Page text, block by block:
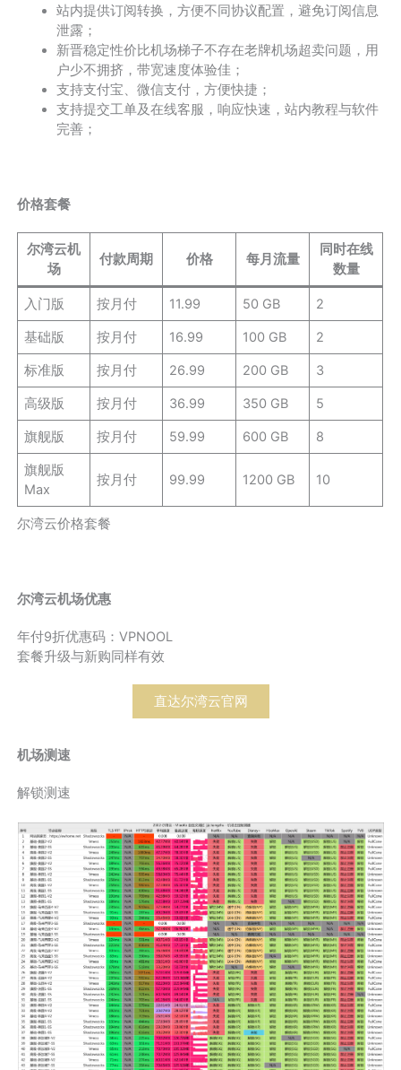
站内提供订阅转换，方便不同协议配置，避免订阅信息
泄露；
新晋稳定性价比机场梯子不存在老牌机场超卖问题，用
户少不拥挤，带宽速度体验佳；
支持支付宝、微信支付，方便快捷；
支持提交工单及在线客服，响应快速，站内教程与软件
完善；
价格套餐
尔湾云机
场
付款周期 价格 每月流量
同时在线
数量
入门版 按月付 11.99 50 GB 2
基础版 按月付 16.99 100 GB 2
标准版 按月付 26.99 200 GB 3
高级版 按月付 36.99 350 GB 5
旗舰版 按月付 59.99 600 GB 8
旗舰版
Max
按月付 99.99 1200 GB 10
尔湾云价格套餐
尔湾云机场优惠
年付9折优惠码：VPNOOL
套餐升级与新购同样有效
直达尔湾云官网
机场测速
解锁测速